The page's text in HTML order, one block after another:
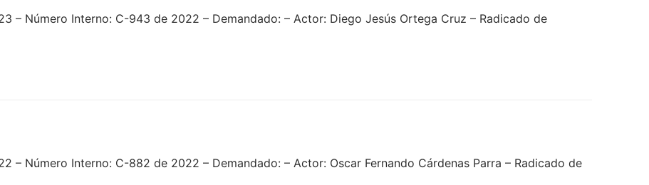
– Número Interno: C-943 de 2022 – Demandado: – Actor: Diego Jesús Ortega Cruz – Radicado de
– Número Interno: C-882 de 2022 – Demandado: – Actor: Oscar Fernando Cárdenas Parra – Radicado de